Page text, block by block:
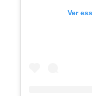
Ver